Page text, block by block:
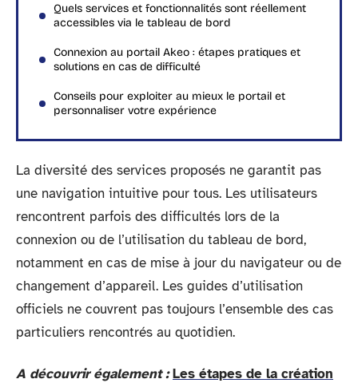
Quels services et fonctionnalités sont réellement
accessibles via le tableau de bord
Connexion au portail Akeo : étapes pratiques et
solutions en cas de difficulté
Conseils pour exploiter au mieux le portail et
personnaliser votre expérience
La diversité des services proposés ne garantit pas
une navigation intuitive pour tous. Les utilisateurs
rencontrent parfois des difficultés lors de la
connexion ou de l’utilisation du tableau de bord,
notamment en cas de mise à jour du navigateur ou de
changement d’appareil. Les guides d’utilisation
officiels ne couvrent pas toujours l’ensemble des cas
particuliers rencontrés au quotidien.
A découvrir également : Les étapes de la création